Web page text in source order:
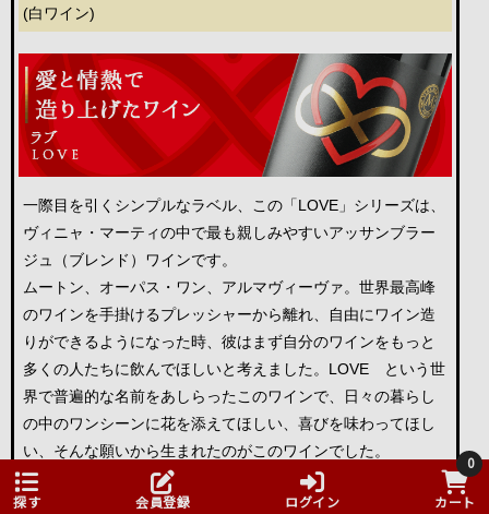
(白ワイン)
一際目を引くシンプルなラベル、この「LOVE」シリーズは、
ヴィニャ・マーティの中で最も親しみやすいアッサンブラー
ジュ（ブレンド）ワインです。
ムートン、オーパス・ワン、アルマヴィーヴァ。世界最高峰
のワインを手掛けるプレッシャーから離れ、自由にワイン造
りができるようになった時、彼はまず自分のワインをもっと
多くの人たちに飲んでほしいと考えました。LOVE という世
界で普遍的な名前をあしらったこのワインで、日々の暮らし
の中のワンシーンに花を添えてほしい、喜びを味わってほし
い、そんな願いから生まれたのがこのワインでした。
・LOVE レッド(赤ワイン)
探す 会員登録 ログイン
0
カート